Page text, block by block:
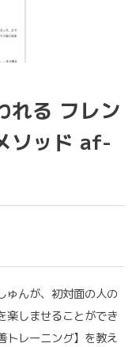
れる フレン
ソッド af-
ゅんが、初対面の人の
楽しませることができ
トレーニング】を教え